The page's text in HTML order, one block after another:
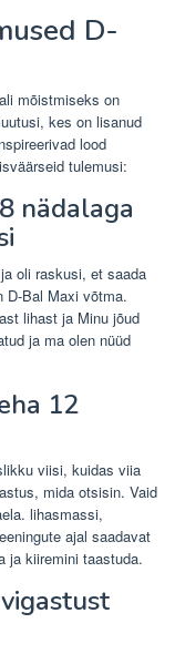
D-
mõistmiseks on
kes on lisanud
lood
tulemusi:
nädalaga
oli raskusi, et saada
D-Bal Maxi võtma.
lihast ja Minu jõud
ja ma olen nüüd
12
viisi, kuidas viia
mida otsisin. Vaid
lihasmassi,
ajal saadavat
ja kiiremini taastuda.